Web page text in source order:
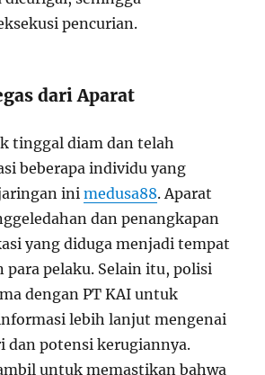
pencurian.
dari Aparat
tinggal diam dan telah
beberapa individu yang
inimedusa88. Aparat
dan penangkapan
yang diduga menjadi tempat
para pelaku. Selain itu, polisi
dengan PT KAI untuk
lebih lanjut mengenai
dan potensi kerugiannya.
untuk memastikan bahwa